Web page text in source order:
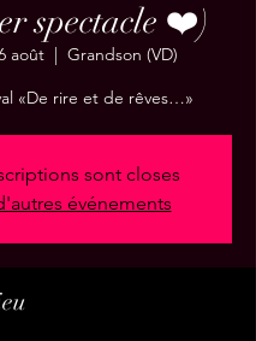
spectacle ❤️)
août
  |
Grandson (VD)
«De rire et de rêves…»
sont closes
événements